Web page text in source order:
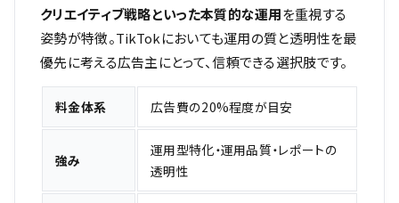
クリエイティブ戦略といった本質的な運用を重視する
姿勢が特徴。TikTokにおいても運用の質と透明性を最
優先に考える広告主にとって、信頼できる選択肢です。
料金体系 広告費の20%程度が目安
強み
運用型特化・運用品質・レポートの
透明性